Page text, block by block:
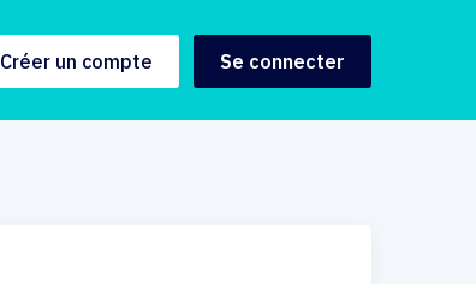
Créer un compte Se connecter